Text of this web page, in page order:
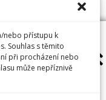
nebo přístupu k
Souhlas s těmito
při procházení nebo
může nepříznivě